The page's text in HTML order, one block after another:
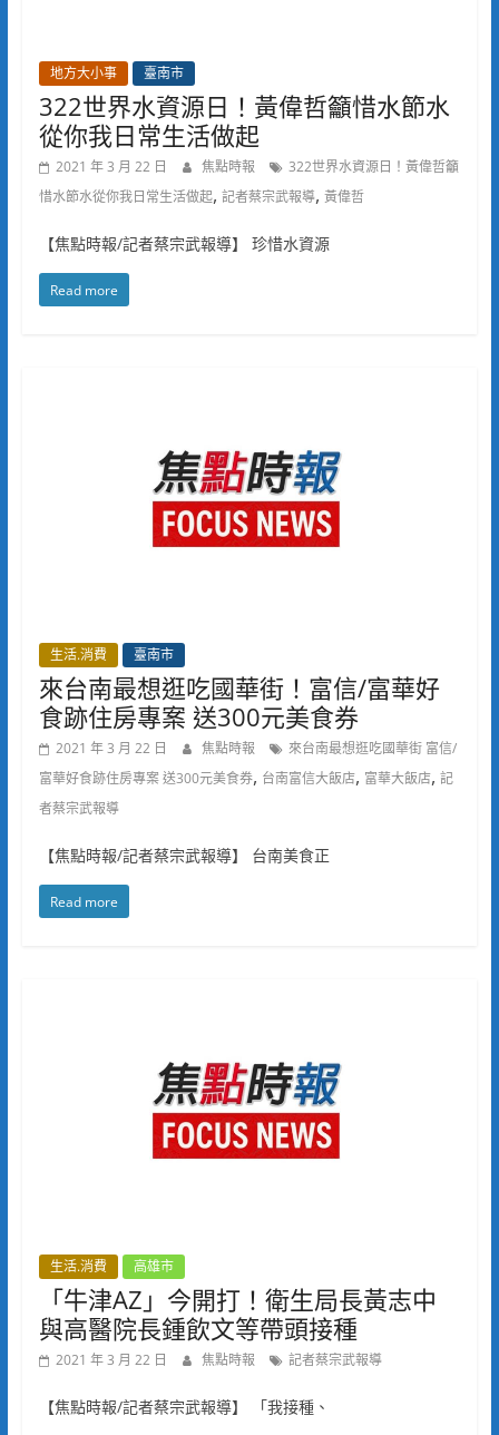
地方大小事 臺南市
322世界水資源日！黃偉哲籲惜水節水
從你我日常生活做起
2021 年 3 月 22 日 焦點時報
322世界水資源日！黃偉哲籲
惜水節水從你我日常生活做起, 記者蔡宗武報導, 黃偉哲
【焦點時報/記者蔡宗武報導】 珍惜水資源
Read more
生活.消費 臺南市
來台南最想逛吃國華街！富信/富華好
食跡住房專案 送300元美食券
2021 年 3 月 22 日 焦點時報
來台南最想逛吃國華街 富信/
富華好食跡住房專案 送300元美食券, 台南富信大飯店, 富華大飯店, 記
者蔡宗武報導
【焦點時報/記者蔡宗武報導】 台南美食正
Read more
生活.消費 高雄市
「牛津AZ」今開打！衛生局長黃志中
與高醫院長鍾飲文等帶頭接種
2021 年 3 月 22 日 焦點時報 記者蔡宗武報導
【焦點時報/記者蔡宗武報導】 「我接種、